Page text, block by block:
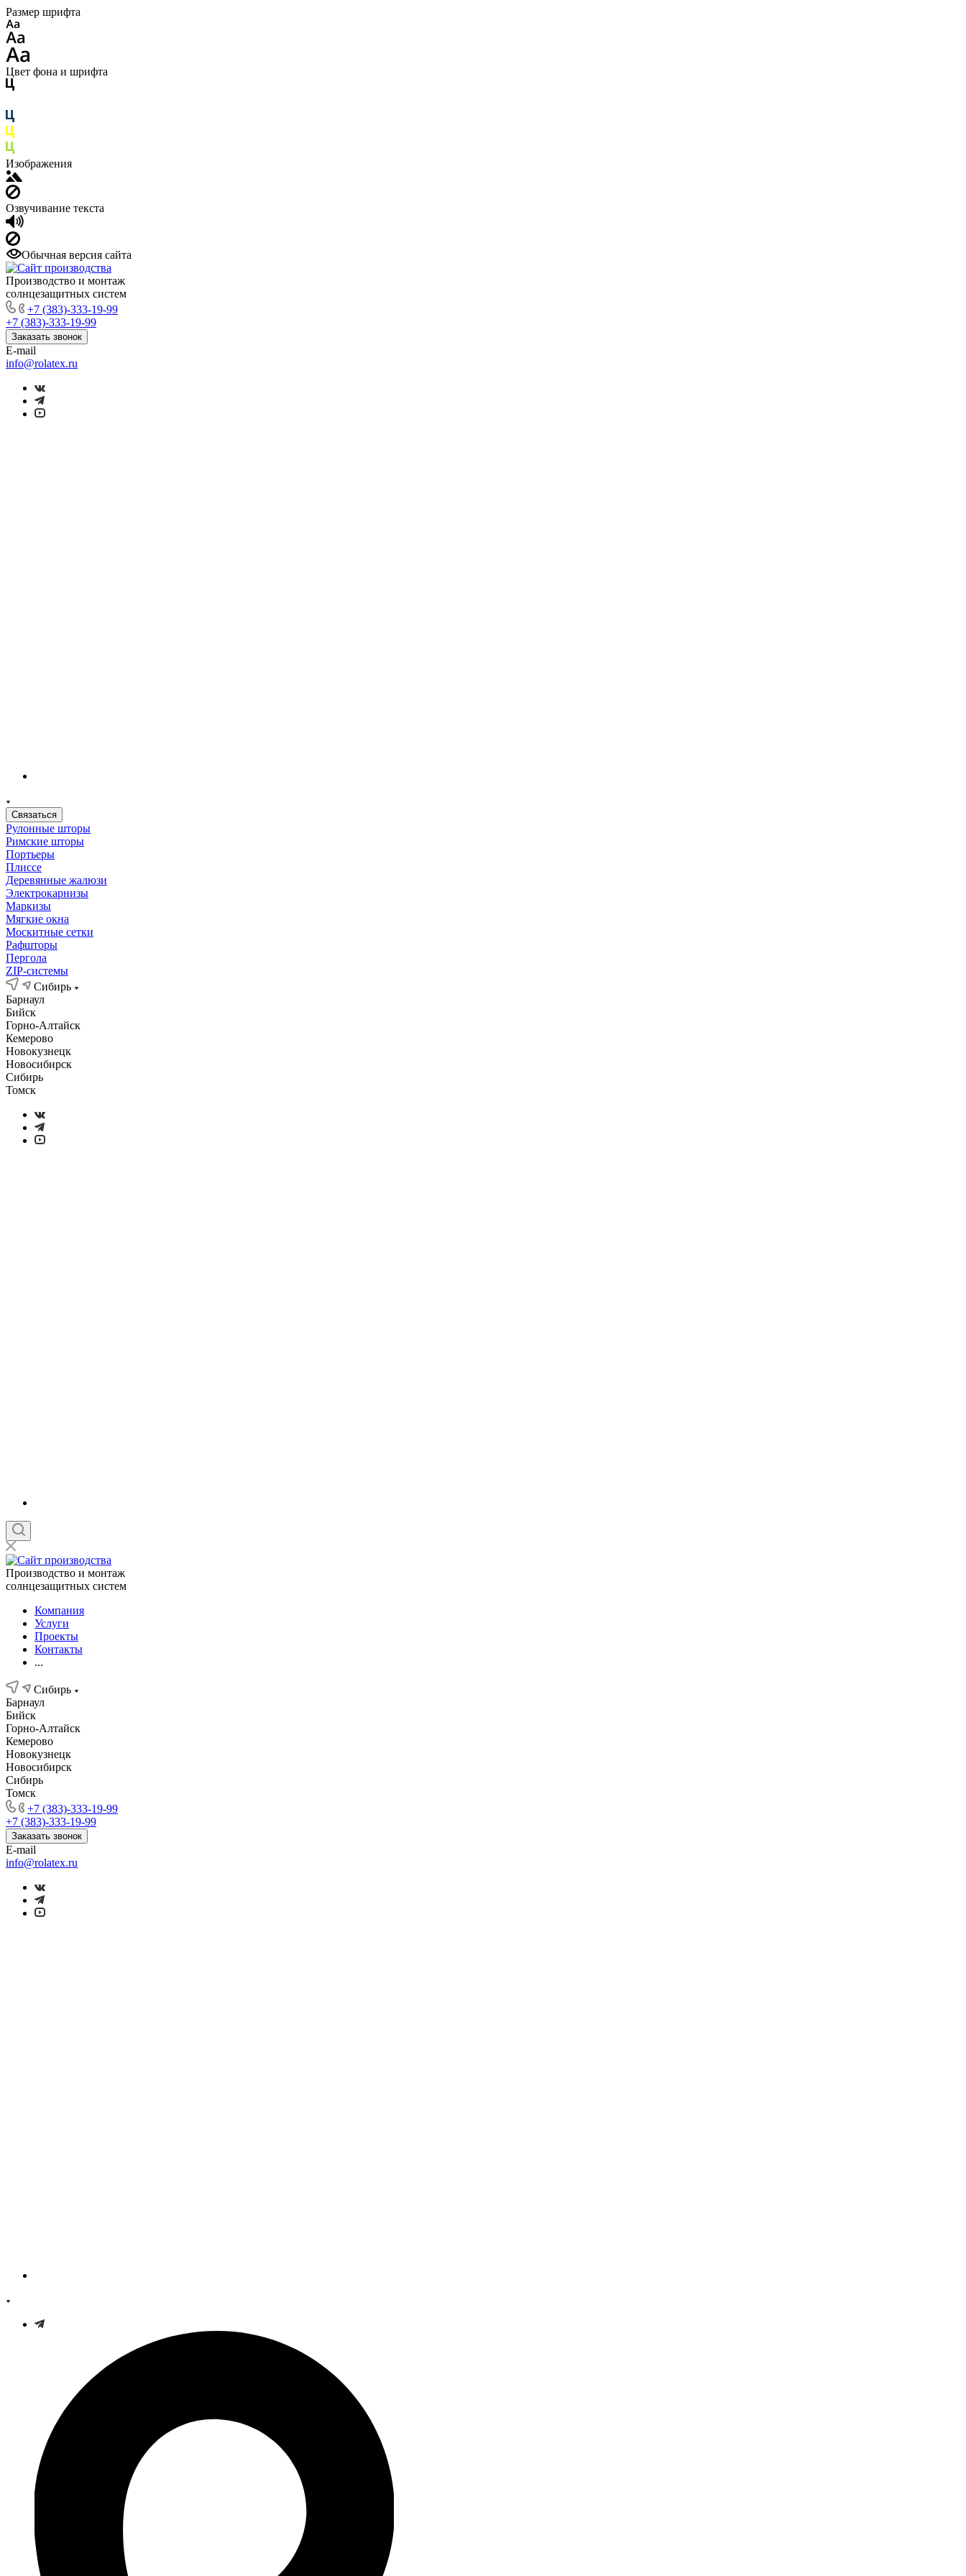
Размер шрифта
Цвет фона и шрифта
Изображения
Озвучивание текста
Обычная версия сайта
Производство и монтаж
солнцезащитных систем
+7 (383)-333-19-99
+7 (383)-333-19-99
Заказать звонок
E-mail
info@rolatex.ru
Связаться
Рулонные шторы
Римские шторы
Портьеры
Плиссе
Деревянные жалюзи
Электрокарнизы
Маркизы
Мягкие окна
Москитные сетки
Рафшторы
Пергола
ZIP-системы
Сибирь
Барнаул
Бийск
Горно-Алтайск
Кемерово
Новокузнецк
Новосибирск
Сибирь
Томск
Производство и монтаж
солнцезащитных систем
Компания
Услуги
Проекты
Контакты
...
Сибирь
Барнаул
Бийск
Горно-Алтайск
Кемерово
Новокузнецк
Новосибирск
Сибирь
Томск
+7 (383)-333-19-99
+7 (383)-333-19-99
Заказать звонок
E-mail
info@rolatex.ru